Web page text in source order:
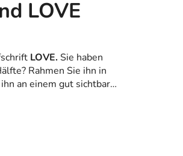
LOVE
LOVE. Sie haben
Rahmen Sie ihn in
an einem gut sichtbaren